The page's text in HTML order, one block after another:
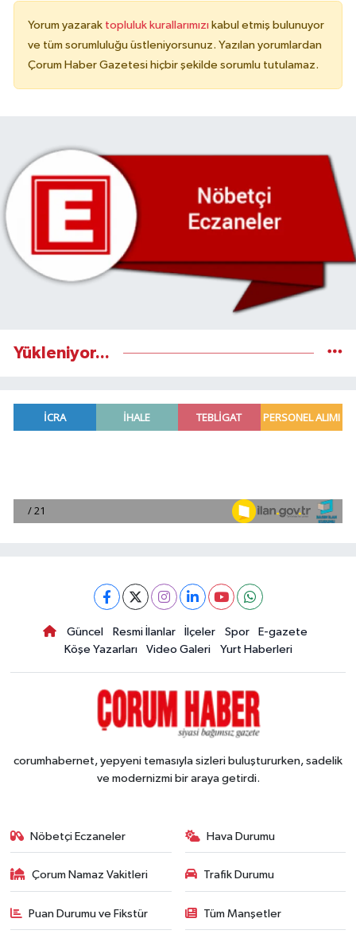
Yorum yazarak topluluk kurallarımızı kabul etmiş bulunuyor
ve tüm sorumluluğu üstleniyorsunuz. Yazılan yorumlardan
Çorum Haber Gazetesi hiçbir şekilde sorumlu tutulamaz.
Yükleniyor...
Güncel Resmi İlanlar İlçeler Spor
E-gazete
Köşe Yazarları
Video Galeri Yurt Haberleri
corumhabernet, yepyeni temasıyla sizleri buluştururken, sadelik
ve modernizmi bir araya getirdi.
Nöbetçi Eczaneler Hava Durumu
Çorum Namaz Vakitleri Trafik Durumu
Puan Durumu ve Fikstür Tüm Manşetler